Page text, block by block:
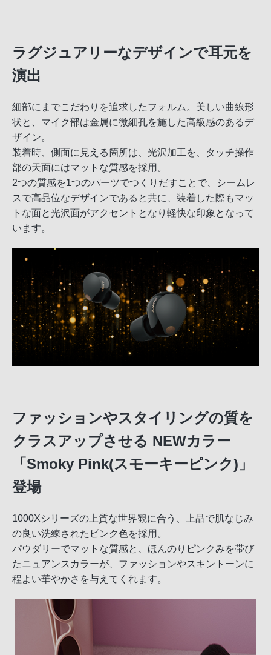
ラグジュアリーなデザインで耳元を
演出
細部にまでこだわりを追求したフォルム。美しい曲線形
状と、マイク部は金属に微細孔を施した高級感のあるデ
ザイン。
装着時、側面に見える箇所は、光沢加工を、タッチ操作
部の天面にはマットな質感を採用。
2つの質感を1つのパーツでつくりだすことで、シームレ
スで高品位なデザインであると共に、装着した際もマッ
トな面と光沢面がアクセントとなり軽快な印象となって
います。
ファッションやスタイリングの質を
クラスアップさせる NEWカラー
「Smoky Pink(スモーキーピンク)」
登場
1000Xシリーズの上質な世界観に合う、上品で肌なじみ
の良い洗練されたピンク色を採用。
パウダリーでマットな質感と、ほんのりピンクみを帯び
たニュアンスカラーが、ファッションやスキントーンに
程よい華やかさを与えてくれます。